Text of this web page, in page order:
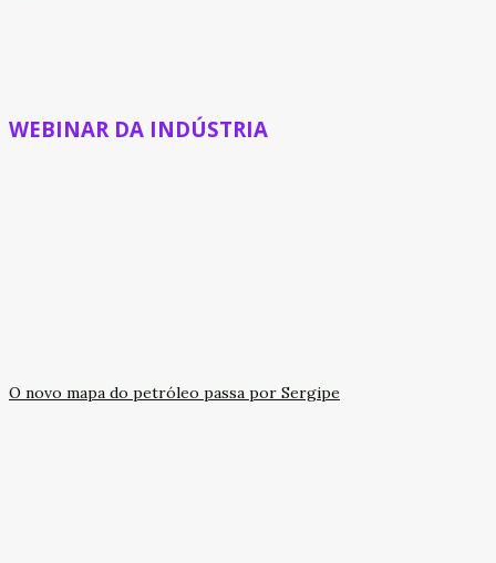
WEBINAR DA INDÚSTRIA
O novo mapa do petróleo passa por Sergipe